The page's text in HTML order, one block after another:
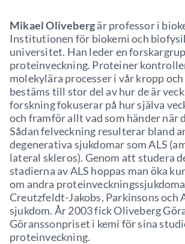
Mikael Olivebergär professor i
Institutionen för biokemi och
universitet. Han leder en
proteinveckning. Proteiner
molekylära processer i vår kropp
bestäms till stor del av hur de är
forskning fokuserar på hur själva
och framför allt vad som händer när
Sådan felveckning resulterar bland
degenerativa sjukdomar som ALS
lateral skleros). Genom att studera
stadierna av ALS hoppas man öka
om andra
Creutzfeldt-Jakobs, Parkinsons och
sjukdom. År 2003 fick Oliveberg
Göranssonpriset i kemi för sina
proteinveckning.